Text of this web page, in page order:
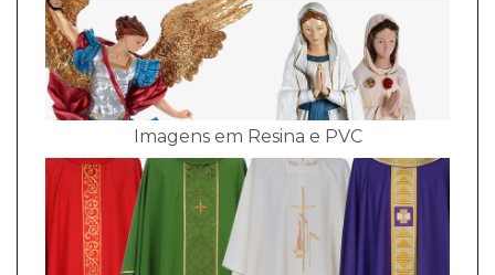
Imagens em Resina e PVC